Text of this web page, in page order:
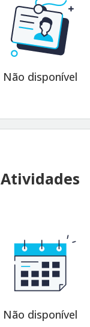
Não disponível
Atividades
Não disponível